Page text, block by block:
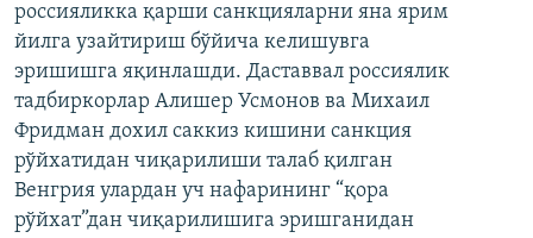
россияликка қарши санкцияларни яна ярим
йилга узайтириш бўйича келишувга
эришишга яқинлашди. Даставвал россиялик
тадбиркорлар Алишер Усмонов ва Михаил
Фридман дохил саккиз кишини санкция
рўйхатидан чиқарилиши талаб қилган
Венгрия улардан уч нафарининг “қора
рўйхат”дан чиқарилишига эришганидан